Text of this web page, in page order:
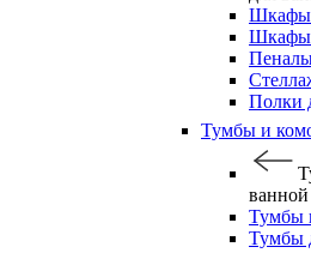
Шкафы
Шкафы-
Полки
Тумбы и
ванной
Тумбы
Тумбы